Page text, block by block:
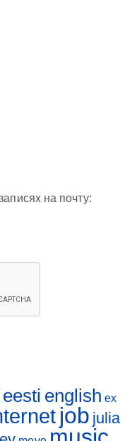
на почту:
eesti english ex
job julia